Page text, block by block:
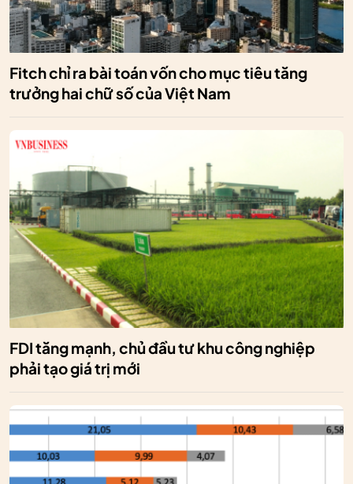
Fitch chỉ ra bài toán vốn cho mục tiêu tăng
trưởng hai chữ số của Việt Nam
FDI tăng mạnh, chủ đầu tư khu công nghiệp
phải tạo giá trị mới